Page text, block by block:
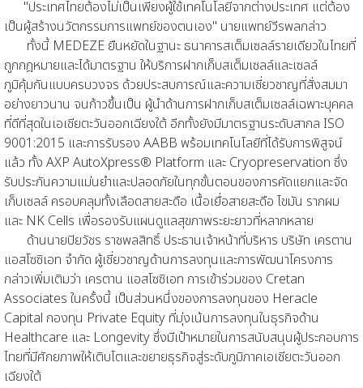
"ประเทศไทยต้องไม่เป็นเพียงผู้ใช้เทคโนโลยีจากต่างประเทศ แต่ต้อง
เป็นผู้สร้างนวัตกรรมการแพทย์ของตนเอง" นายแพทย์วีรพลกล่าว
ทั้งนี้ MEDEZE ยืนหยัดในฐานะ ธนาคารสเต็มเซลล์รายเดียวในไทยที่
ถูกกฎหมายและได้มาตรฐาน ให้บริการฝากเก็บสเต็มเซลล์และเซลล์
ภูมิคุ้มกันแบบครบวงจร ด้วยประสบการณ์และความเชี่ยวชาญที่สั่งสมมา
อย่างยาวนาน จนก้าวขึ้นเป็น ผู้นำด้านการฝากเก็บสเต็มเซลล์เฉพาะบุคคล
ที่ดีที่สุดในเอเชียตะวันออกเฉียงใต้ อีกทั้งยังมีมาตรฐานระดับสากล ISO
9001:2015 และการรับรอง AABB พร้อมเทคโนโลยีที่ได้รับการพิสูจน์
แล้ว ทั้ง AXP AutoXpress® Platform และ Cryopreservation ซึ่ง
รับประกันความแม่นยำและปลอดภัยในทุกขั้นตอนของการคัดแยกและจัด
เก็บเซลล์ ครอบคลุมทั้งเลือดสายสะดือ เนื้อเยื่อสายสะดือ ไขมัน รากผม
และ NK Cells เพื่อรองรับแผนดูแลสุขภาพระยะยาวที่หลากหลาย
ด้านนายปิยวัชร ราชพลสิทธิ์ ประธานเจ้าหน้าที่บริหาร บริษัท เครตาน
แอสโซซิเอท จำกัด ผู้เชี่ยวชาญด้านการลงทุนและการพัฒนาโครงการ
กล่าวเพิ่มเติมว่า เครตาน แอสโซซิเอท การเข้าร่วมของ Cretan
Associates ในครั้งนี้ เป็นส่วนหนึ่งของการลงทุนของ Heracle
Capital กองทุน Private Equity ที่มุ่งเน้นการลงทุนในธุรกิจด้าน
Healthcare และ Longevity ซึ่งมีเป้าหมายในการสนับสนุนผู้ประกอบการ
ไทยที่มีศักยภาพให้เติบโตและขยายธุรกิจสู่ระดับภูมิภาคเอเชียตะวันออก
เฉียงใต้